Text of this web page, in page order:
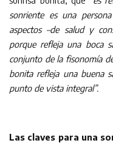
sonriente es una
aspectos –de salud y
porque refleja una boca
conjunto de la fisonomía
bonita refleja una buena
punto de vista integral”.
Las claves para una